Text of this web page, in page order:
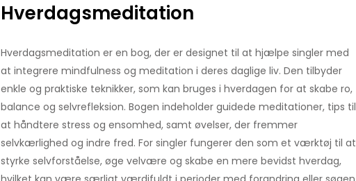
Hverdagsmeditation
Hverdagsmeditation er en bog, der er designet til at hjælpe singler med
at integrere mindfulness og meditation i deres daglige liv. Den tilbyder
enkle og praktiske teknikker, som kan bruges i hverdagen for at skabe ro,
balance og selvrefleksion. Bogen indeholder guidede meditationer, tips til
at håndtere stress og ensomhed, samt øvelser, der fremmer
selvkærlighed og indre fred. For singler fungerer den som et værktøj til at
styrke selvforståelse, øge velvære og skabe en mere bevidst hverdag,